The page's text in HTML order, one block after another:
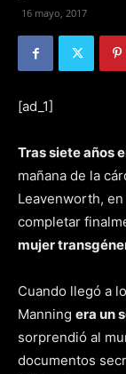
16 mayo, 2017
[ad_1]
Tras siete años
mañana de la
Leavenworth,
completar
mujer
Cuando llegó a
Manning era un
sorprendió al
documentos